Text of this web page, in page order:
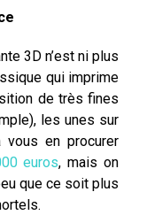
3D n’est ni plus
qui imprime
de très fines
les unes sur
vous en procurer
euros, mais on
que ce soit plus